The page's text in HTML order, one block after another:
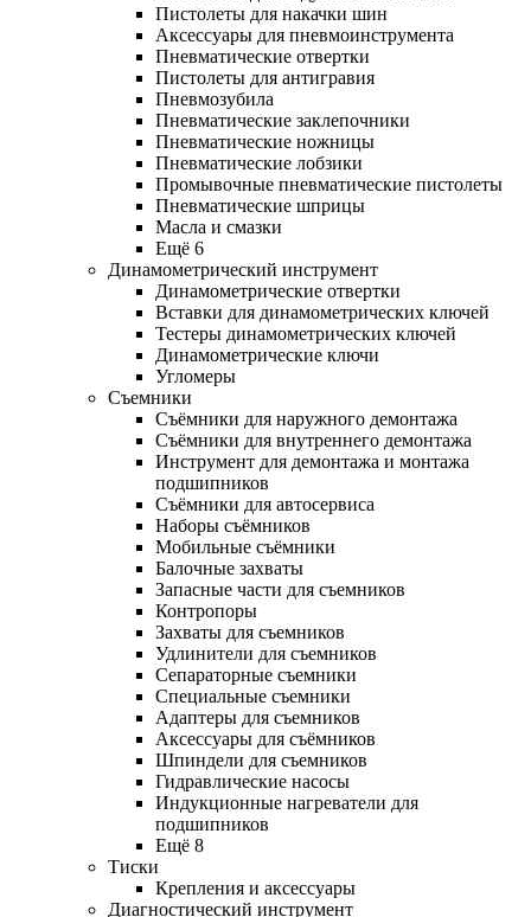
Пистолеты для накачки шин
Аксессуары для пневмоинструмента
Пневматические отвертки
Пистолеты для антигравия
Пневмозубила
Пневматические заклепочники
Пневматические ножницы
Пневматические лобзики
Промывочные пневматические пистолеты
Пневматические шприцы
Масла и смазки
Ещё 6
Динамометрический инструмент
Динамометрические отвертки
Вставки для динамометрических ключей
Тестеры динамометрических ключей
Динамометрические ключи
Угломеры
Съемники
Съёмники для наружного демонтажа
Съёмники для внутреннего демонтажа
Инструмент для демонтажа и монтажа
подшипников
Съёмники для автосервиса
Наборы съёмников
Мобильные съёмники
Балочные захваты
Запасные части для съемников
Контропоры
Захваты для съемников
Удлинители для съемников
Сепараторные съемники
Специальные съемники
Адаптеры для съемников
Аксессуары для съёмников
Шпиндели для съемников
Гидравлические насосы
Индукционные нагреватели для
подшипников
Ещё 8
Тиски
Крепления и аксессуары
Диагностический инструмент